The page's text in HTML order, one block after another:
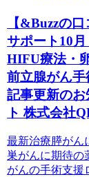
【&Buzzの
サポート10
HIFU療法・
前立腺がん
記事更新の
ト 株式会社
最新治療膵がん
巣がんに期待の
がんの手術支援